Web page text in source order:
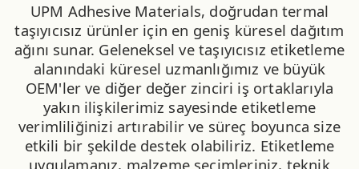
UPM Adhesive Materials, doğrudan termal
taşıyıcısız ürünler için en geniş küresel dağıtım
ağını sunar. Geleneksel ve taşıyıcısız etiketleme
alanındaki küresel uzmanlığımız ve büyük
OEM'ler ve diğer değer zinciri iş ortaklarıyla
yakın ilişkilerimiz sayesinde etiketleme
verimliliğinizi artırabilir ve süreç boyunca size
etkili bir şekilde destek olabiliriz. Etiketleme
uygulamanız, malzeme seçimleriniz, teknik